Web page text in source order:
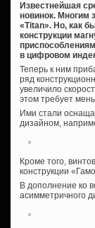
Известнейшая
новинок. Многим
«Titan». Но, как
конструкции
в цифровом
Теперь к ним
ряд
увеличило
этом требует
Ими стали
дизайном,
Кроме того,
конструкции
В дополнение ко
асимметричного